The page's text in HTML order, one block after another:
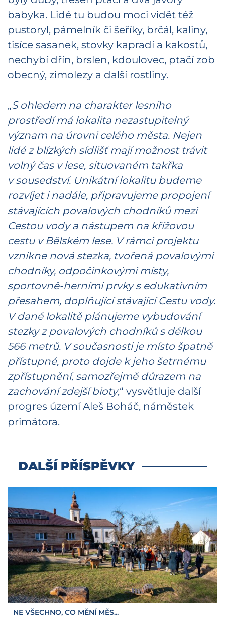
babyka. Lidé tu budou moci vidět též
pustoryl, pámelník či šeříky, brčál, kaliny,
tisíce sasanek, stovky kapradí a kakostů,
nechybí dřín, brslen, kdoulovec, ptačí zob
obecný, zimolezy a další rostliny.
„S ohledem na charakter lesního
prostředí má lokalita nezastupitelný
význam na úrovni celého města. Nejen
lidé z blízkých sídlišť mají možnost trávit
volný čas v lese, situovaném takřka
v sousedství. Unikátní lokalitu budeme
rozvíjet i nadále, připravujeme propojení
stávajících povalových chodníků mezi
Cestou vody a nástupem na křížovou
cestu v Bělském lese. V rámci projektu
vznikne nová stezka, tvořená povalovými
chodníky, odpočinkovými místy,
sportovně-herními prvky s edukativním
přesahem, doplňující stávající Cestu vody.
V dané lokalitě plánujeme vybudování
stezky z povalových chodníků s délkou
566 metrů. V současnosti je místo špatně
přístupné, proto dojde k jeho šetrnému
zpřístupnění, samozřejmě důrazem na
zachování zdejší bioty,“ vysvětluje další
progres území Aleš Boháč, náměstek
primátora.
DALŠÍ PŘÍSPĚVKY
NE VŠECHNO, CO MĚNÍ MĚS...